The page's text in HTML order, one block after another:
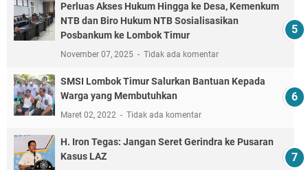
Perluas Akses Hukum Hingga ke Desa, Kemenkum
NTB dan Biro Hukum NTB Sosialisasikan
Posbankum ke Lombok Timur
November 07, 2025 Tidak ada komentar
SMSI Lombok Timur Salurkan Bantuan Kepada
Warga yang Membutuhkan
Maret 02, 2022 Tidak ada komentar
H. Iron Tegas: Jangan Seret Gerindra ke Pusaran
Kasus LAZ